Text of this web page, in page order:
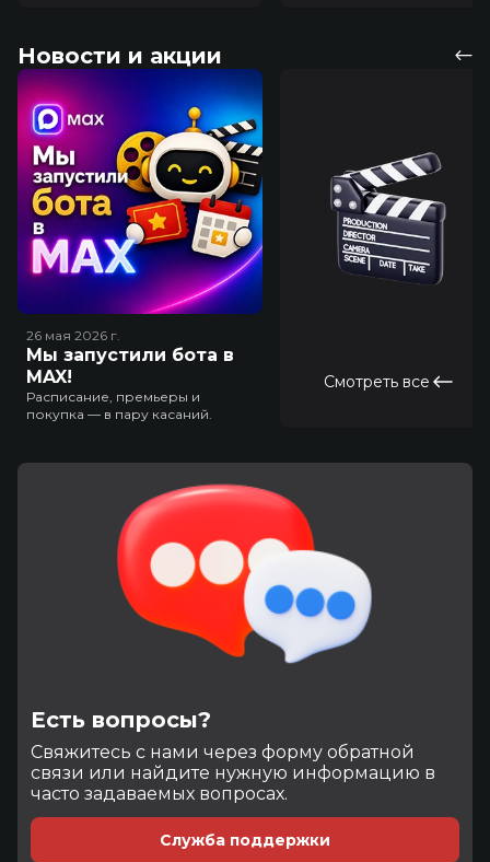
Новости и акции
26 мая 2026 г.
Мы запустили бота в
MAX!
Расписание, премьеры и
покупка — в пару касаний.
Смотреть все
Есть вопросы?
Cвяжитесь с нами через форму обратной
связи или найдите нужную информацию в
часто задаваемых вопросах.
Служба поддержки